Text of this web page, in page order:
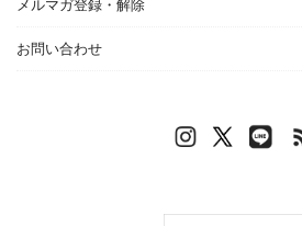
メルマガ登録・解除
お問い合わせ